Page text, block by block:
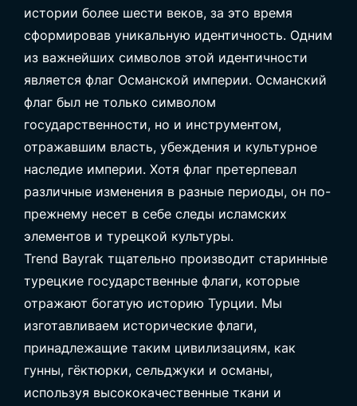
истории более шести веков, за это время
сформировав уникальную идентичность. Одним
из важнейших символов этой идентичности
является флаг Османской империи. Османский
флаг был не только символом
государственности, но и инструментом,
отражавшим власть, убеждения и культурное
наследие империи. Хотя флаг претерпевал
различные изменения в разные периоды, он по-
прежнему несет в себе следы исламских
элементов и турецкой культуры.
Trend Bayrak тщательно производит старинные
турецкие государственные флаги, которые
отражают богатую историю Турции. Мы
изготавливаем исторические флаги,
принадлежащие таким цивилизациям, как
гунны, гёктюрки, сельджуки и османы,
используя высококачественные ткани и